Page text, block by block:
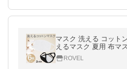
マスク 洗える コット
えるマスク 夏用 布マ
ルス対策 送料無料
ROVEL